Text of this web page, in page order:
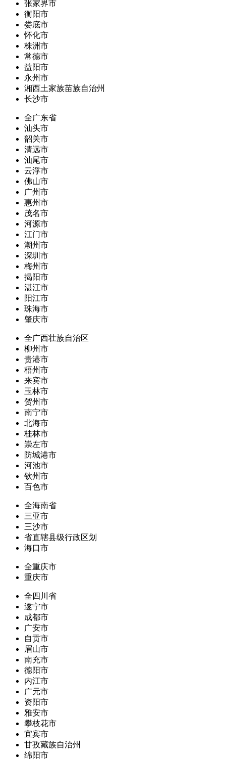
张家界市
衡阳市
娄底市
怀化市
株洲市
常德市
益阳市
永州市
湘西土家族苗族自治州
长沙市
全广东省
汕头市
韶关市
清远市
汕尾市
云浮市
佛山市
广州市
惠州市
茂名市
河源市
江门市
潮州市
深圳市
梅州市
揭阳市
湛江市
阳江市
珠海市
肇庆市
全广西壮族自治区
柳州市
贵港市
梧州市
来宾市
玉林市
贺州市
南宁市
北海市
桂林市
崇左市
防城港市
河池市
钦州市
百色市
全海南省
三亚市
三沙市
省直辖县级行政区划
海口市
全重庆市
重庆市
全四川省
遂宁市
成都市
广安市
自贡市
眉山市
南充市
德阳市
内江市
广元市
资阳市
雅安市
攀枝花市
宜宾市
甘孜藏族自治州
绵阳市